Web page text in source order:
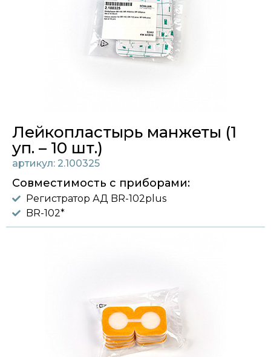
Лейкопластырь манжеты (1
уп. – 10 шт.)
артикул: 2.100325
Совместимость с приборами:
Регистратор АД BR-102plus
BR-102*